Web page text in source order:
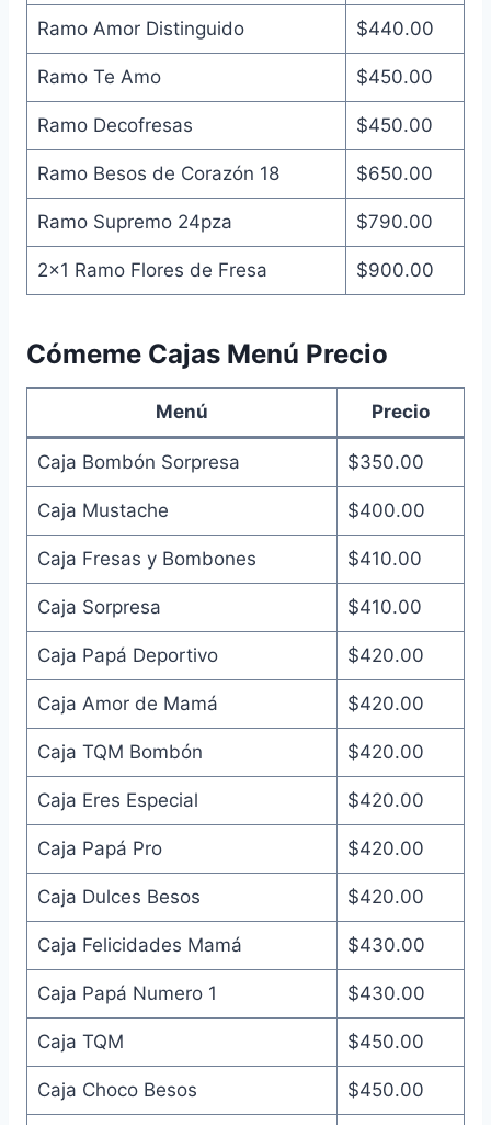
Ramo Amor Distinguido $440.00
Ramo Te Amo $450.00
Ramo Decofresas $450.00
Ramo Besos de Corazón 18 $650.00
Ramo Supremo 24pza $790.00
2×1 Ramo Flores de Fresa $900.00
Cómeme Cajas Menú Precio
Menú Precio
Caja Bombón Sorpresa $350.00
Caja Mustache $400.00
Caja Fresas y Bombones $410.00
Caja Sorpresa $410.00
Caja Papá Deportivo $420.00
Caja Amor de Mamá $420.00
Caja TQM Bombón $420.00
Caja Eres Especial $420.00
Caja Papá Pro $420.00
Caja Dulces Besos $420.00
Caja Felicidades Mamá $430.00
Caja Papá Numero 1 $430.00
Caja TQM $450.00
Caja Choco Besos $450.00